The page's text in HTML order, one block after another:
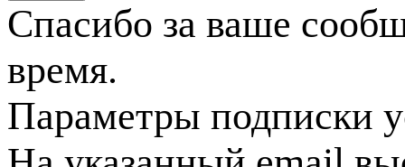
Спасибо за ваше
время.
Параметры подписки